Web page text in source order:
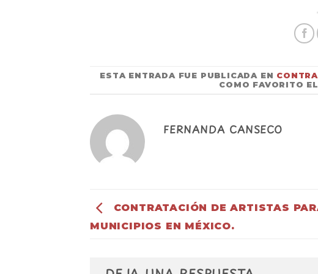
ESTA ENTRADA FUE PUBLICADA EN
COMO FAVORITO EL
FERNANDA CANSECO
CONTRATACIÓN DE ARTISTAS
MUNICIPIOS EN MÉXICO.